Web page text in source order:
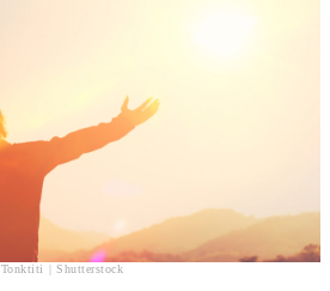
Tonktiti | Shutterstock